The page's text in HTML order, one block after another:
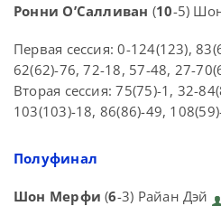
Ронни О’Салливан (10-5)
Первая сессия: 0-124(123),
62(62)-76, 72-18, 57-48, 27-
Вторая сессия: 75(75)-1, 32-
103(103)-18, 86(86)-49,
Полуфинал
Шон Мерфи (6-3) Райан Дэй